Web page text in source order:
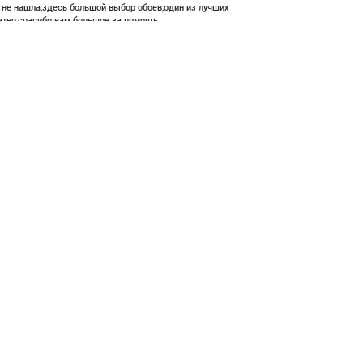
нашла,здесь большой выбор обоев,один из лучших
вам большое за помощь.